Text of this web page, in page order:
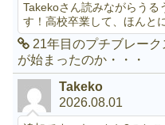
Takekoさん読みながらうる
す！高校卒業して、ほんと
21年目のプチブレー
が始まったのか・・・
Takeko
2026.08.01